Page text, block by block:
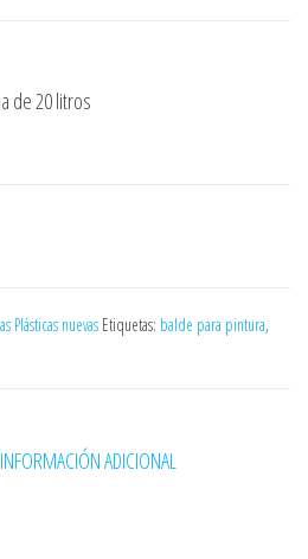
de 20 litros
20 litros con tapa cantidad
Plásticas nuevas Etiquetas: balde para pintura,
INFORMACIÓN ADICIONAL